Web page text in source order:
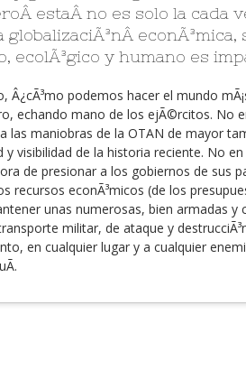
estaÂ no es solo la cada
globalizaciÃ³nÂ
ecolÃ³gico y humano es
Â¿cÃ³mo podemos hacer el mundo
echando mano de los ejÃ©rcitos. No
las maniobras de la OTAN de mayor
y visibilidad de la historia reciente. No
de presionar a los gobiernos de sus
recursos econÃ³micos (de los
unas numerosas, bien armadas y
militar, de ataque y
en cualquier lugar y a cualquier